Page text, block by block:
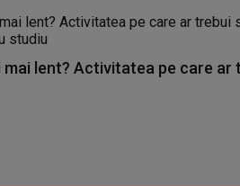
lent? Activitatea pe care ar